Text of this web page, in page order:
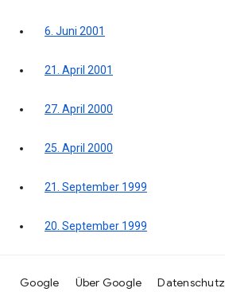
6. Juni 2001
21. April 2001
27. April 2000
25. April 2000
21. September 1999
20. September 1999
Google Über Google Datenschutz